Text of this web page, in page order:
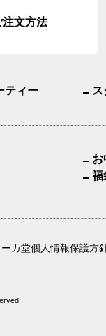
注文方法
ティー
お
福
カ堂個人情報保護方